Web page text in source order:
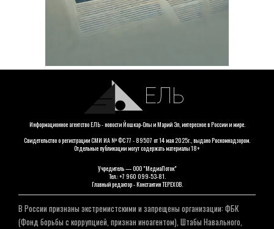
ЕЛЬ
Информационное агентство ЕЛЬ - новости Йошкар-Олы и Марий Эл, интересное в России и мире.
Свидетельство о регистрации СМИ ИА № ФС 77 - 89507 от 14 мая 2025г., выдано Роскомнадзором.
Отдельные публикации могут содержать материалы 18+
Учредитель — ООО "МедиаПоток"
Тел.: +7 960 099-53-81.
Главный редактор - Константин ТЕРЕХОВ.
В России признаны экстремистскими и запрещены организации: ФБК
(Фонд борьбы с коррупцией, признан иноагентом), Штабы Навального,